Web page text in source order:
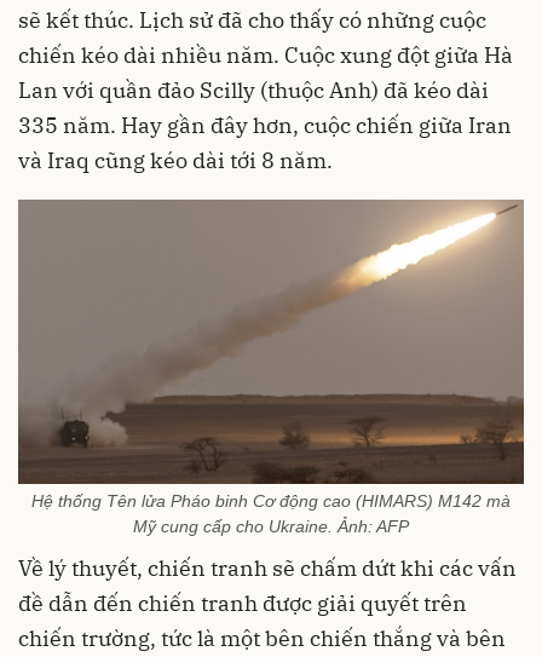
sẽ kết thúc. Lịch sử đã cho thấy có những cuộc
chiến kéo dài nhiều năm. Cuộc xung đột giữa Hà
Lan với quần đảo Scilly (thuộc Anh) đã kéo dài
335 năm. Hay gần đây hơn, cuộc chiến giữa Iran
và Iraq cũng kéo dài tới 8 năm.
Hệ thống Tên lửa Pháo binh Cơ động cao (HIMARS) M142 mà
Mỹ cung cấp cho Ukraine. Ảnh: AFP
Về lý thuyết, chiến tranh sẽ chấm dứt khi các vấn
đề dẫn đến chiến tranh được giải quyết trên
chiến trường, tức là một bên chiến thắng và bên